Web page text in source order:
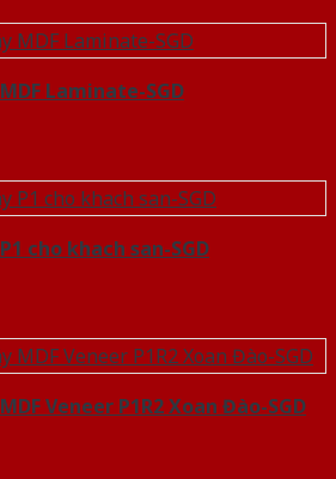
Laminate-SGD
cho khach san-SGD
Veneer P1R2 Xoan Đào-SGD